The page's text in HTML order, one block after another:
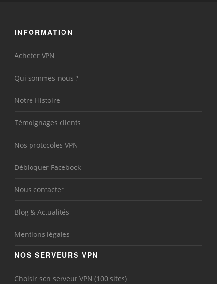
INFORMATION
Acheter VPN
Qui sommes-nous ?
Notre Histoire
Témoignages clients
Nos protocoles VPN
Débloquer Facebook
Nous contacter
Blog & Actualités
Mentions légales
NOS SERVEURS VPN
Choisir son serveur VPN (100 sites)